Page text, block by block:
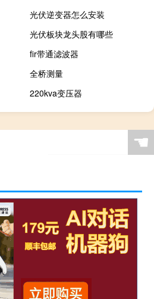
光伏逆变器怎么安装
光伏板块龙头股有哪些
fir带通滤波器
全桥测量
220kva变压器
☚